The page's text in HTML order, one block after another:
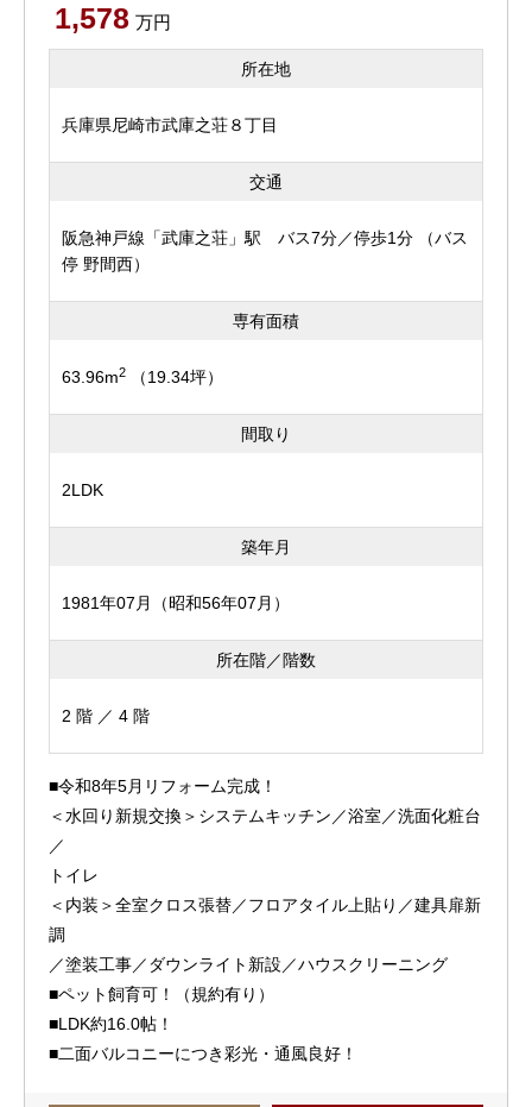
1,578 万円
所在地
兵庫県尼崎市武庫之荘８丁目
交通
阪急神戸線「武庫之荘」駅 バス7分／停歩1分 （バス
停 野間西）
専有面積
63.96m2 （19.34坪）
間取り
2LDK
築年月
1981年07月（昭和56年07月）
所在階／階数
2 階 ／ 4 階
■令和8年5月リフォーム完成！
＜水回り新規交換＞システムキッチン／浴室／洗面化粧台
／
トイレ
＜内装＞全室クロス張替／フロアタイル上貼り／建具扉新
調
／塗装工事／ダウンライト新設／ハウスクリーニング
■ペット飼育可！（規約有り）
■LDK約16.0帖！
■二面バルコニーにつき彩光・通風良好！